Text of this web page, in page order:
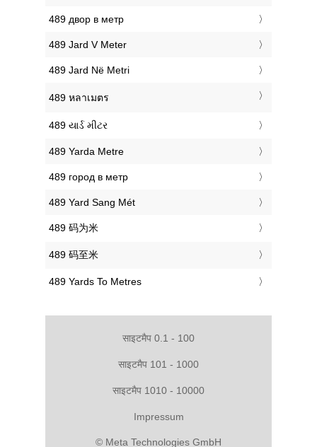
‎489 двор в метр
‎489 Jard V Meter
‎489 Jard Në Metri
‎489 หลาเมตร
‎489 યાર્ડ મીટર
‎489 Yarda Metre
‎489 город в метр
‎489 Yard Sang Mét
‎489 码为米
‎489 码至米
‎489 Yards To Metres
साइटमैप 0.1 - 100
साइटमैप 101 - 1000
साइटमैप 1010 - 10000
Impressum
© Meta Technologies GmbH